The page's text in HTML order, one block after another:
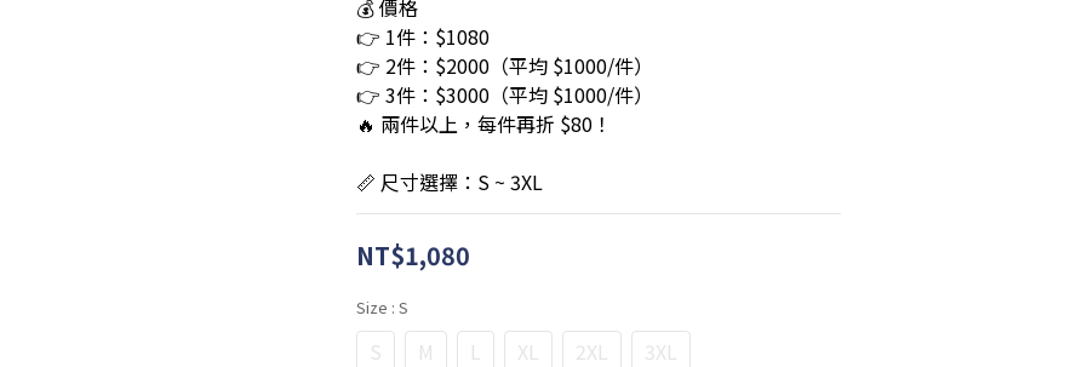
💰 價格
👉 1件：$1080
👉 2件：$2000（平均 $1000/件）
👉 3件：$3000（平均 $1000/件）
🔥 兩件以上，每件再折 $80！
📏 尺寸選擇：S ~ 3XL
NT$1,080
Size : S
S M L XL 2XL 3XL